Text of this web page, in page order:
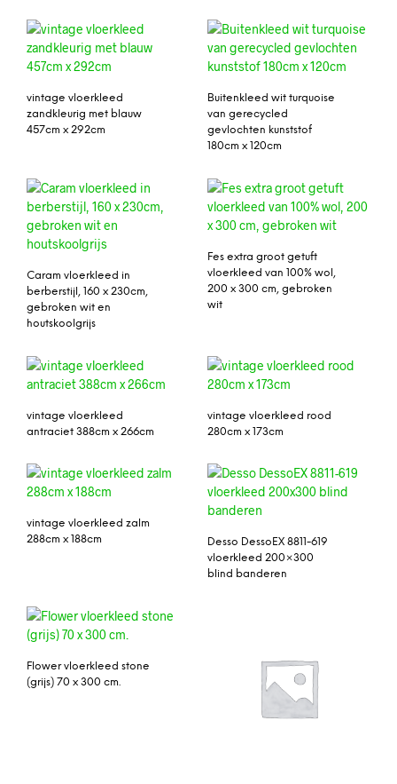
vintage vloerkleed
zandkleurig met blauw
457cm x 292cm
Buitenkleed wit turquoise
van gerecycled
gevlochten kunststof
180cm x 120cm
Caram vloerkleed in
berberstijl, 160 x 230cm,
gebroken wit en
houtskoolgrijs
Fes extra groot getuft
vloerkleed van 100% wol,
200 x 300 cm, gebroken
wit
vintage vloerkleed
antraciet 388cm x 266cm
vintage vloerkleed rood
280cm x 173cm
vintage vloerkleed zalm
288cm x 188cm
Desso DessoEX 8811-619
vloerkleed 200×300
blind banderen
Flower vloerkleed stone
(grijs) 70 x 300 cm.